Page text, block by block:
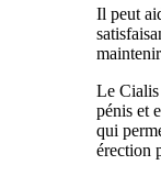
Il peut
Le Cialis
pénis et
qui
érection